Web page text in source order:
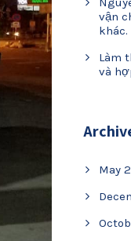
vận
khác.
Làm
và
May